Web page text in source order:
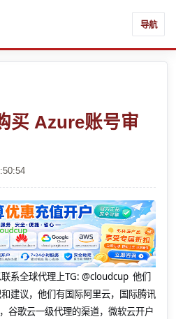
导航
买 Azure账号审
系全球代理上TG: @cloudcup 他们
建议，他们有国际阿里云，国际腾讯
谷歌云一级代理的渠道，微软云开户